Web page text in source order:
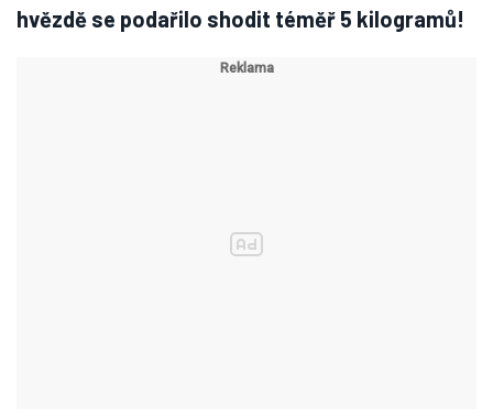
hvězdě se podařilo shodit téměř 5 kilogramů!